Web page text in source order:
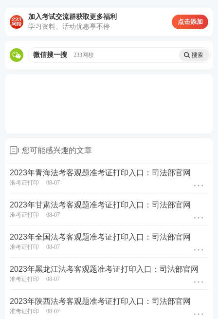
第一轮复习：【全科基础巩固
理解专业概
第二轮复习：【
以题带点，
第四轮复习：【
主观题锁分技巧，硬核通关
4轮授课体系主客一体，只需要跟着老师学，
顺利突破合格线
备考工具：【电子法条查询系统】【 备考刷题APP下
载】
备考资料：【免费领《内部讲义》包邮 】【资料免费
加入考试交流群获取更多福利
学习资料、活动优惠享不停
点击添加
微信搜一搜 233网校
您可能感兴趣的文章
2023年青海法考客观题准考证打印入口：司法部官网
准考证打印 08-07
2023年甘肃法考客观题准考证打印入口：司法部官网
准考证打印 08-07
2023年全国法考客观题准考证打印入口：司法部官网
准考证打印 08-07
2023年黑龙江法考客观题准考证打印入口：司法部官网
准考证打印 08-07
2023年陕西法考客观题准考证打印入口：司法部官网
准考证打印 08-07